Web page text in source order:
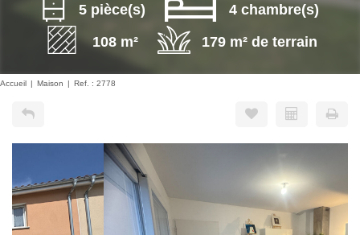
5 pièce(s)
4 chambre(s)
108 m²
179 m² de terrain
Accueil Maison Ref. : 2778